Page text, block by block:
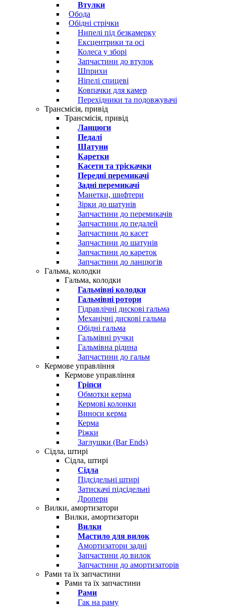
Втулки
Обода
Обідні стрічки
Нипелі під безкамерку
Ексцентрики та осі
Колеса у зборі
Запчастини до втулок
Шприхи
Ніпелі спицеві
Ковпачки для камер
Перехідники та подовжувачі
Трансмісія, привід
Трансмісія, привід
Ланцюги
Педалі
Шатуни
Каретки
Касети та тріскачки
Передні перемикачі
Задні перемикачі
Манетки, шифтери
Зірки до шатунів
Запчастини до перемикачів
Запчастини до педалей
Запчастини до касет
Запчастини до шатунів
Запчастини до кареток
Запчастини до ланцюгів
Гальма, колодки
Гальма, колодки
Гальмівні колодки
Гальмівні ротори
Гідравлічні дискові гальма
Механічні дискові гальма
Обідні гальма
Гальмівні ручки
Гальмівна рідина
Запчастини до гальм
Кермове управління
Кермове управління
Гріпси
Обмотки керма
Кермові колонки
Виноси керма
Керма
Ріжки
Заглушки (Bar Ends)
Сідла, штирі
Сідла, штирі
Сідла
Підсідельні штирі
Затискачі підсідельні
Дропери
Вилки, амортизатори
Вилки, амортизатори
Вилки
Мастило для вилок
Амортизатори задні
Запчастини до вилок
Запчастини до амортизаторів
Рами та їх запчастини
Рами та їх запчастини
Рами
Гак на раму